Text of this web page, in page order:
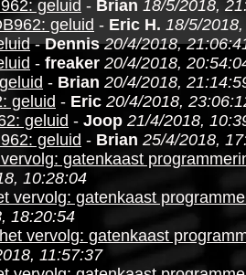
geluid - Brian 18/5/2018,
geluid - Eric H. 18/5/
-Dennis 20/4/2018,
- freaker 20/4/2018,
- Brian 20/4/2018,
geluid - Eric 20/4/2018,
geluid - Joop 21/4/2018,
geluid - Brian 25/4/2018,
gatenkaast
10:28:04
vervolg: gatenkaast
18:20:54
vervolg: gatenkaast
11:57:37